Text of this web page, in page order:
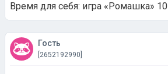
Время для себя: игра «Ромашка» 10
Гость
[2652192990]